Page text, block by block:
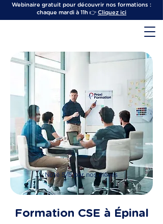
Webinaire gratuit pour découvrir nos formations :
chaque mardi à 11h 👉 Cliquez ici
Noté 5/5 par nos élèves
Formation CSE à Épinal